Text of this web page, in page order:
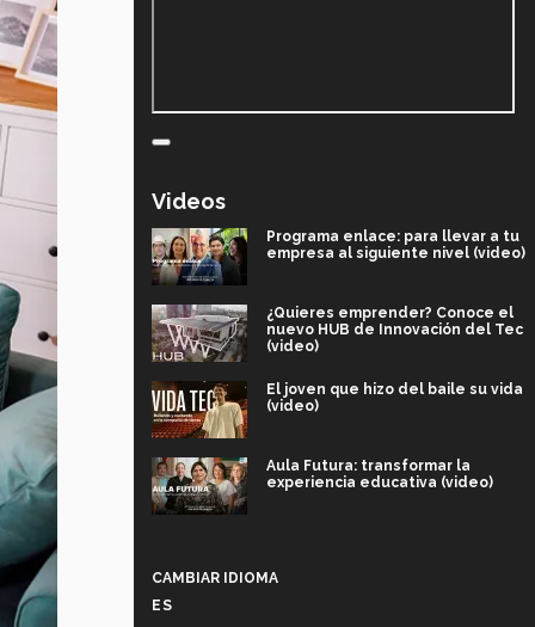
Videos
Programa enlace: para llevar a tu
empresa al siguiente nivel (video)
¿Quieres emprender? Conoce el
nuevo HUB de Innovación del Tec
(video)
El joven que hizo del baile su vida
(video)
Aula Futura: transformar la
experiencia educativa (video)
CAMBIAR IDIOMA
ES